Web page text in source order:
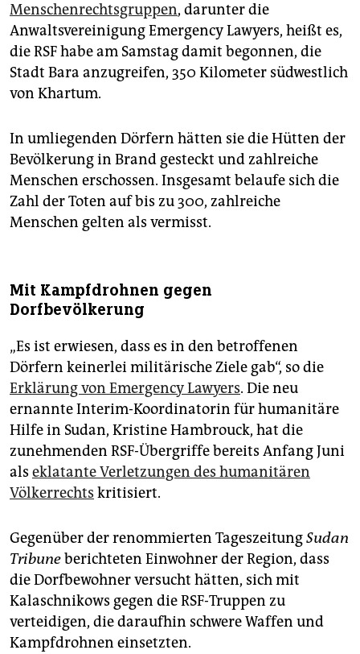
Menschenrechtsgruppen, darunter die
Anwaltsvereinigung Emergency Lawyers, heißt es,
die RSF habe am Samstag damit begonnen, die
Stadt Bara anzugreifen, 350 Kilometer südwestlich
von Khartum.
In umliegenden Dörfern hätten sie die Hütten der
Bevölkerung in Brand gesteckt und zahlreiche
Menschen erschossen. Insgesamt belaufe sich die
Zahl der Toten auf bis zu 300, zahlreiche
Menschen gelten als vermisst.
Mit Kampfdrohnen gegen
Dorfbevölkerung
„Es ist erwiesen, dass es in den betroffenen
Dörfern keinerlei militärische Ziele gab“, so die
Erklärung von Emergency Lawyers. Die neu
ernannte Interim-Koordinatorin für humanitäre
Hilfe in Sudan, Kristine Hambrouck, hat die
zunehmenden RSF-Übergriffe bereits Anfang Juni
als eklatante Verletzungen des humanitären
Völkerrechts kritisiert.
Gegenüber der renommierten TageszeitungSudan
Tribuneberichteten Einwohner der Region, dass
die Dorfbewohner versucht hätten, sich mit
Kalaschnikows gegen die RSF-Truppen zu
verteidigen, die daraufhin schwere Waffen und
Kampfdrohnen einsetzten.